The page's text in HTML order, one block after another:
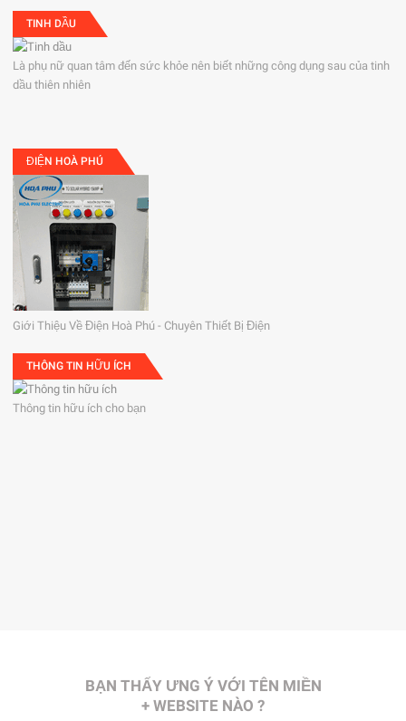
TINH DẦU
Là phụ nữ quan tâm đến sức khỏe nên biết những công dụng sau của tinh
dầu thiên nhiên
ĐIỆN HOÀ PHÚ
Giới Thiệu Về Điện Hoà Phú - Chuyên Thiết Bị Điện
THÔNG TIN HỮU ÍCH
Thông tin hữu ích cho bạn
BẠN THẤY ƯNG Ý VỚI TÊN MIỀN
+ WEBSITE NÀO ?